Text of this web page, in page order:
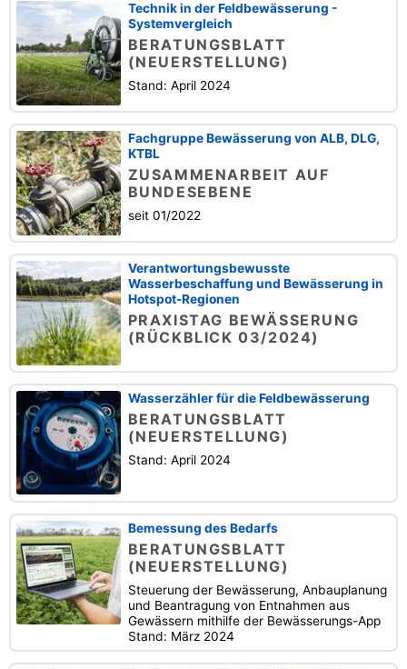
Technik in der Feldbewässerung -
Systemvergleich
BERATUNGSBLATT
(NEUERSTELLUNG)
Stand: April 2024
Fachgruppe Bewässerung von ALB, DLG,
KTBL
ZUSAMMENARBEIT AUF
BUNDESEBENE
seit 01/2022
Verantwortungsbewusste
Wasserbeschaffung und Bewässerung in
Hotspot-Regionen
PRAXISTAG BEWÄSSERUNG
(RÜCKBLICK 03/2024)
Wasserzähler für die Feldbewässerung
BERATUNGSBLATT
(NEUERSTELLUNG)
Stand: April 2024
Bemessung des Bedarfs
BERATUNGSBLATT
(NEUERSTELLUNG)
Steuerung der Bewässerung, Anbauplanung
und Beantragung von Entnahmen aus
Gewässern mithilfe der Bewässerungs-App
Stand: März 2024